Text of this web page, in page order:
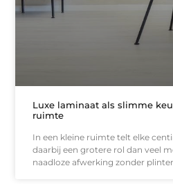
Luxe laminaat als slimme
ruimte
In een kleine ruimte telt elke
daarbij een grotere rol dan veel
naadloze afwerking zonder